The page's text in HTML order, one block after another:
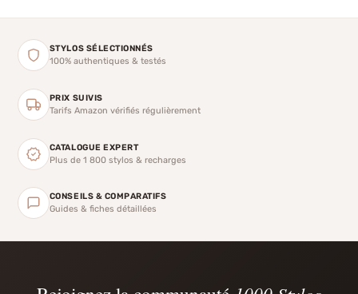
STYLOS SÉLECTIONNÉS
100% authentiques & testés
PRIX SUIVIS
Tarifs Amazon vérifiés régulièrement
CATALOGUE EXPERT
Plus de 1 800 stylos & recharges
CONSEILS & COMPARATIFS
Guides & fiches détaillées